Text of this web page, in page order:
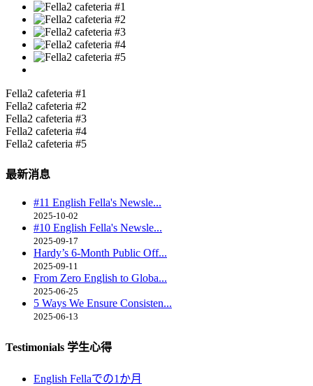
Fella2 cafeteria #1
Fella2 cafeteria #2
Fella2 cafeteria #3
Fella2 cafeteria #4
Fella2 cafeteria #5
最新消息
#11 English Fella's Newsle...
2025-10-02
#10 English Fella's Newsle...
2025-09-17
Hardy’s 6-Month Public Off...
2025-09-11
From Zero English to Globa...
2025-06-25
5 Ways We Ensure Consisten...
2025-06-13
Testimonials 学生心得
English Fellaでの1か月